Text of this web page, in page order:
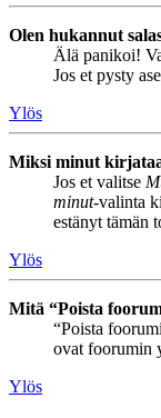
Olen hukannut
Älä panikoi!
Jos et pysty
Ylös
Miksi minut
Jos et valitse
minut-valinta
estänyt tämän
Ylös
Mitä “Poista
“Poista
ovat foorumin
Ylös